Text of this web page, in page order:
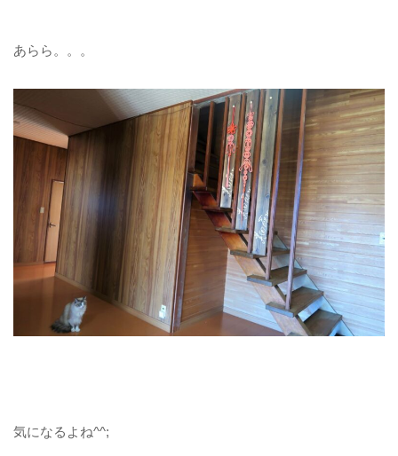
あらら。。。
気になるよね^^;